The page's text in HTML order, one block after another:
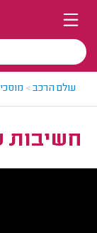
עולם הרכב>
חשיבות